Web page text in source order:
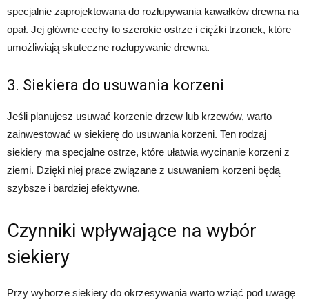
specjalnie zaprojektowana do rozłupywania kawałków drewna na
opał. Jej główne cechy to szerokie ostrze i ciężki trzonek, które
umożliwiają skuteczne rozłupywanie drewna.
3. Siekiera do usuwania korzeni
Jeśli planujesz usuwać korzenie drzew lub krzewów, warto
zainwestować w siekierę do usuwania korzeni. Ten rodzaj
siekiery ma specjalne ostrze, które ułatwia wycinanie korzeni z
ziemi. Dzięki niej prace związane z usuwaniem korzeni będą
szybsze i bardziej efektywne.
Czynniki wpływające na wybór
siekiery
Przy wyborze siekiery do okrzesywania warto wziąć pod uwagę